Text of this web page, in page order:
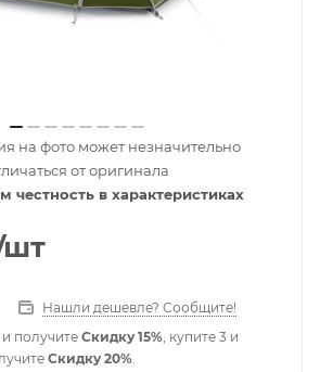
на фото может незначительно
от оригинала
честность в характеристиках
Нашли дешевле? Сообщите!
получите Скидку 15%, купите 3 и
Скидку 20%.